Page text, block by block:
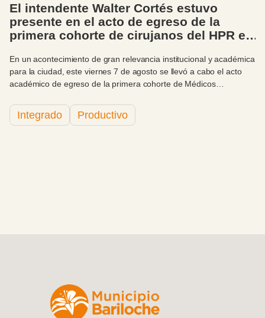
El intendente Walter Cortés estuvo
presente en el acto de egreso de la
primera cohorte de cirujanos del HPR en
En un acontecimiento de gran relevancia institucional y académica
para la ciudad, este viernes 7 de agosto se llevó a cabo el acto
académico de egreso de la primera cohorte de Médicos
Sur (HPR), en convenio con la Facultad de Medicina de la
Universidad de Buenos Aires (UBA). La ceremonia contó con la
Integrado Productivo